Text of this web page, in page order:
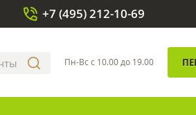
+7 (495) 212-10-69
Пн-Вс с 10.00 до 19.00